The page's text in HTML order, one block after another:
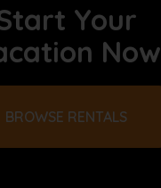
Your
Now
BROWSE RENTALS